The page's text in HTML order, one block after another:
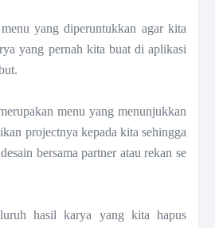
yang diperuntukkan agar kita
yang pernah kita buat di aplikasi
menu yang menunjukkan
projectnya kepada kita sehingga
bersama partner atau rekan se
hasil karya yang kita hapus